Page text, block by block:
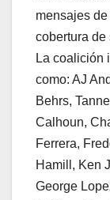
mensajes
cobertura de
La coalición
como: AJ
Behrs,
Calhoun,
Ferrera,
Hamill, Ken
George